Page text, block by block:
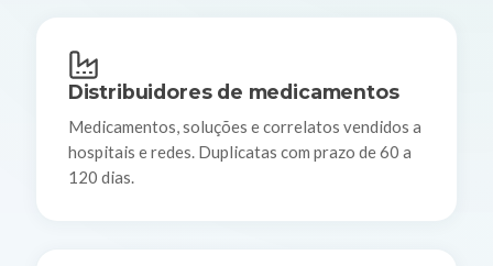
Distribuidores de medicamentos
Medicamentos, soluções e correlatos vendidos a
hospitais e redes. Duplicatas com prazo de 60 a
120 dias.